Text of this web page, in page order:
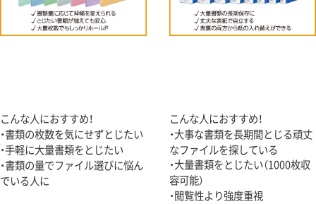
こんな人におすすめ！
・書類の枚数を気にせずとじたい
・手軽に大量書類をとじたい
・書類の量でファイル選びに悩ん
でいる人に
こんな人におすすめ！
・大事な書類を長期間とじる頑丈
なファイルを探している
・大量書類をとじたい（1000枚収
容可能）
・閲覧性より強度重視